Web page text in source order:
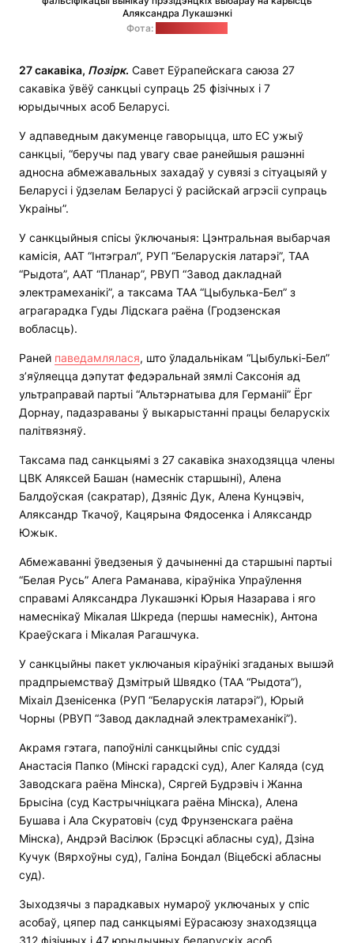
Аляксандра Лукашэнкі
Фота:
27 сакавіка, Позірк. Савет Еўрапейскага саюза 27
сакавіка ўвёў санкцыі супраць 25 фізічных і 7
юрыдычных асоб Беларусі.
У адпаведным дакуменце гаворыцца, што ЕС ужыў
санкцыі, “беручы пад увагу свае ранейшыя рашэнні
адносна абмежавальных захадаў у сувязі з сітуацыяй у
Беларусі і ўдзелам Беларусі ў расійскай агрэсіі супраць
Украіны”.
У санкцыйныя спісы ўключаныя: Цэнтральная выбарчая
камісія, ААТ “Інтэграл”, РУП “Беларускія латарэі”, ТАА
“Рыдота”, ААТ “Планар”, РВУП “Завод дакладнай
электрамеханікі”, а таксама ТАА “Цыбулька-Бел” з
аграгарадка Гуды Лідскага раёна (Гродзенская
вобласць).
Раней паведамлялася, што ўладальнікам “Цыбулькі-Бел”
з’яўляецца дэпутат федэральнай зямлі Саксонія ад
ультраправай партыі “Альтэрнатыва для Германіі” Ёрг
Дорнау, падазраваны ў выкарыстанні працы беларускіх
палітвязняў.
Таксама пад санкцыямі з 27 сакавіка знаходзяцца члены
ЦВК Аляксей Башан (намеснік старшыні), Алена
Балдоўская (сакратар), Дзяніс Дук, Алена Кунцэвіч,
Аляксандр Ткачоў, Кацярына Фядосенка і Аляксандр
Южык.
Абмежаванні ўведзеныя ў дачыненні да старшыні партыі
“Белая Русь” Алега Раманава, кіраўніка Упраўлення
справамі Аляксандра Лукашэнкі Юрыя Назарава і яго
намеснікаў Мікалая Шкреда (першы намеснік), Антона
Краеўскага і Мікалая Рагашчука.
У санкцыйны пакет уключаныя кіраўнікі згаданых вышэй
прадпрыемстваў Дзмітрый Швядко (ТАА “Рыдота”),
Міхаіл Дзенісенка (РУП “Беларускія латарэі”), Юрый
Чорны (РВУП “Завод дакладнай электрамеханікі”).
Акрамя гэтага, папоўнілі санкцыйны спіс суддзі
Анастасія Папко (Мінскі гарадскі суд), Алег Каляда (суд
Заводскага раёна Мінска), Сяргей Будрэвіч і Жанна
Брысіна (суд Кастрычніцкага раёна Мінска), Алена
Бушава і Ала Скуратовіч (суд Фрунзенскага раёна
Мінска), Андрэй Васілюк (Брэсцкі абласны суд), Дзіна
Кучук (Вярхоўны суд), Галіна Бондал (Віцебскі абласны
суд).
Зыходзячы з парадкавых нумароў уключаных у спіс
асобаў, цяпер пад санкцыямі Еўрасаюзу знаходзяцца
312 фізічных і 47 юрыдычных беларускіх асоб.